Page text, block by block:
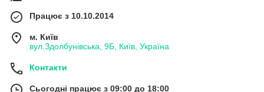
Працює з 10.10.2014
м. Київ
вул.Здолбунівська, 9Б, Київ, Україна
Контакти
Сьогодні працює з 09:00 до 18:00